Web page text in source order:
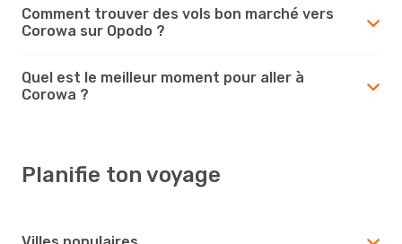
Comment trouver des vols bon marché vers
Corowa sur Opodo ?
Quel est le meilleur moment pour aller à
Corowa ?
Planifie ton voyage